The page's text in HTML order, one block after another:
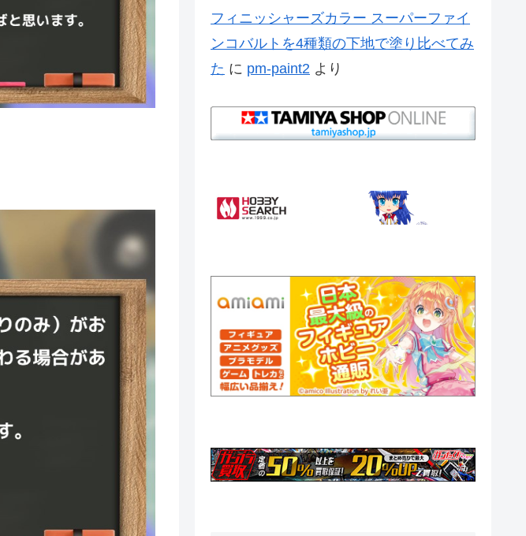
フィニッシャーズカラー スーパーファイ
ンコバルトを4種類の下地で塗り比べてみ
た に pm-paint2 より